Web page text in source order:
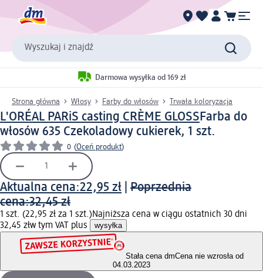
Wyszukaj i znajdź
Darmowa wysyłka od 169 zł
Strona główna Włosy Farby do włosów Trwała koloryzacja
L'ORÉAL PARiS casting CRÈME GLOSSFarba do
włosów 635 Czekoladowy cukierek, 1 szt.
0 (Oceń produkt)
Aktualna cena:22,95 zł
Poprzednia
cena:32,45 zł
1 szt. (22,95 zł za 1 szt.)Najniższa cena w ciągu ostatnich 30 dni
32,45 złw tym VAT plus wysyłka
Stała cena dmCena nie wzrosła od
04.03.2023